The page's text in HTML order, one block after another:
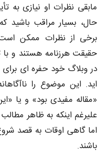
مابقی نظرات او نیازی به
حال، بسیار مراقب باشید
برخی از نظرات ممکن است
حقیقت هرزنامه هستند و با
در وبلاگ خود حفره ای
اید. این موضوع را
«مقاله مفیدی بود» و یا
علیرغم اینکه به ظاهر
اما گاهی اوقات به قصد
باشند.